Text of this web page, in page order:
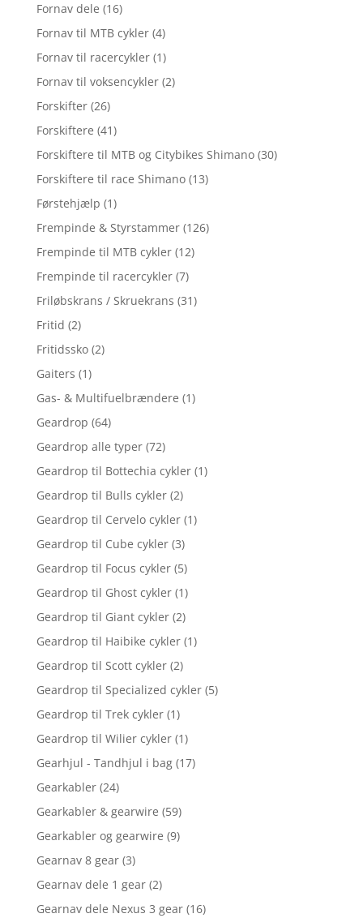
Fornav dele (16)
Fornav til MTB cykler (4)
Fornav til racercykler (1)
Fornav til voksencykler (2)
Forskifter (26)
Forskiftere (41)
Forskiftere til MTB og Citybikes Shimano (30)
Forskiftere til race Shimano (13)
Førstehjælp (1)
Frempinde & Styrstammer (126)
Frempinde til MTB cykler (12)
Frempinde til racercykler (7)
Friløbskrans / Skruekrans (31)
Fritid (2)
Fritidssko (2)
Gaiters (1)
Gas- & Multifuelbrændere (1)
Geardrop (64)
Geardrop alle typer (72)
Geardrop til Bottechia cykler (1)
Geardrop til Bulls cykler (2)
Geardrop til Cervelo cykler (1)
Geardrop til Cube cykler (3)
Geardrop til Focus cykler (5)
Geardrop til Ghost cykler (1)
Geardrop til Giant cykler (2)
Geardrop til Haibike cykler (1)
Geardrop til Scott cykler (2)
Geardrop til Specialized cykler (5)
Geardrop til Trek cykler (1)
Geardrop til Wilier cykler (1)
Gearhjul - Tandhjul i bag (17)
Gearkabler (24)
Gearkabler & gearwire (59)
Gearkabler og gearwire (9)
Gearnav 8 gear (3)
Gearnav dele 1 gear (2)
Gearnav dele Nexus 3 gear (16)